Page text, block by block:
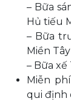
– Bữa
Hủ tiếu
– Bữa
Miền Tây
– Bữa
Miễn
qui định